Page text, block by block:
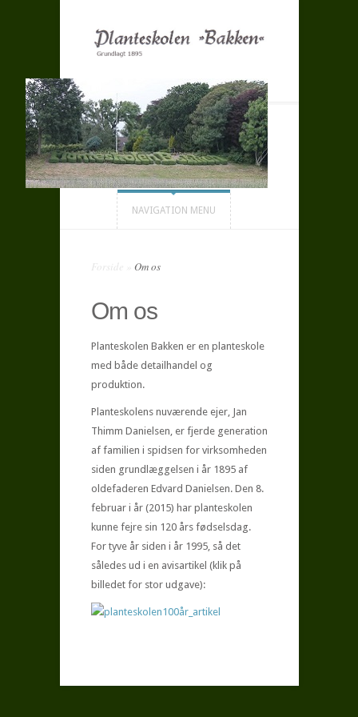
NAVIGATION MENU
Forside Om os
Om os
Planteskolen Bakken er en planteskole
med både detailhandel og
produktion.
Planteskolens nuværende ejer, Jan
Thimm Danielsen, er fjerde generation
af familien i spidsen for virksomheden
siden grundlæggelsen i år 1895 af
oldefaderen Edvard Danielsen. Den 8.
februar i år (2015) har planteskolen
kunne fejre sin 120 års fødselsdag.
For tyve år siden i år 1995, så det
således ud i en avisartikel (klik på
billedet for stor udgave):